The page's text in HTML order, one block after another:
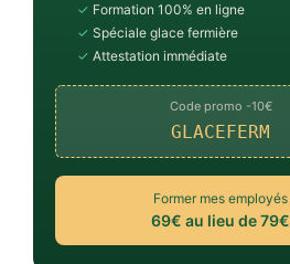
✓ Formation 100% en ligne
✓ Spéciale glace fermière
✓ Attestation immédiate
Code promo -10€
GLACEFERM
Former mes employés
69€ au lieu de 79€